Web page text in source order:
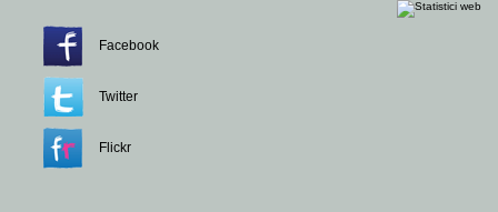
Facebook
Twitter
Flickr